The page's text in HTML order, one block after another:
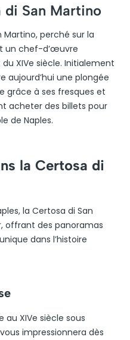
di San Martino
Martino, perché sur la
un chef-d’œuvre
XIVe siècle. Initialement
aujourd’hui une plongée
grâce à ses fresques et
acheter des billets pour
de Naples.
la Certosa di
la Certosa di San
offrant des panoramas
dans l’histoire
au XIVe siècle sous
impressionnera dès